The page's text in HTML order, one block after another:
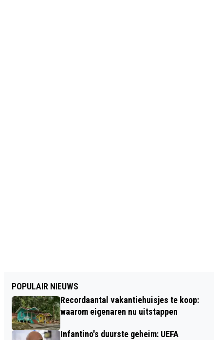
POPULAIR NIEUWS
Recordaantal vakantiehuisjes te koop:
waarom eigenaren nu uitstappen
Infantino's duurste geheim: UEFA